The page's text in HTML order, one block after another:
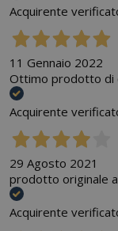
Acquirente
11 Gennaio 2022
Ottimo prodotto di
Acquirente
29 Agosto 2021
prodotto originale
Acquirente